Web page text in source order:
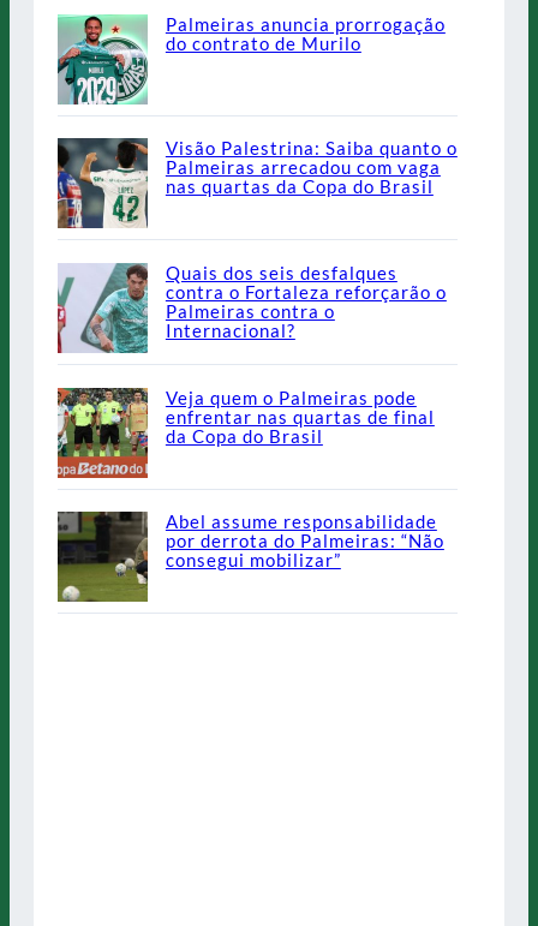
Palmeiras anuncia prorrogação
do contrato de Murilo
Visão Palestrina: Saiba quanto o
Palmeiras arrecadou com vaga
nas quartas da Copa do Brasil
Quais dos seis desfalques
contra o Fortaleza reforçarão o
Palmeiras contra o
Internacional?
Veja quem o Palmeiras pode
enfrentar nas quartas de final
da Copa do Brasil
Abel assume responsabilidade
por derrota do Palmeiras: “Não
consegui mobilizar”